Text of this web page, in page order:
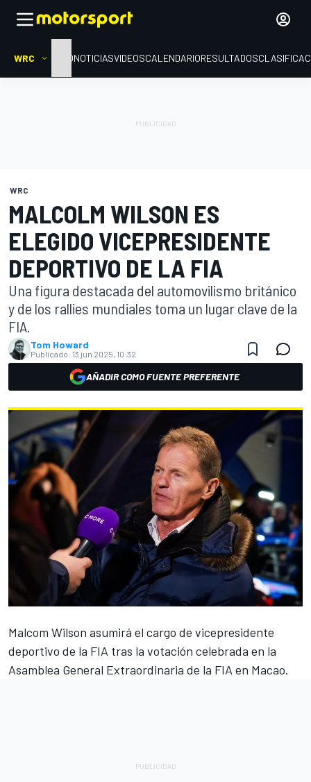
WRC INICIONOTICIASVIDEOSCALENDARIORESULTADOS
WRC
MALCOLM WILSON ES
ELEGIDO VICEPRESIDENTE
DEPORTIVO DE LA FIA
Una figura destacada del automovilismo británico
y de los rallies mundiales toma un lugar clave de la
FIA.
Tom Howard
Publicado: 13 jun 2025, 10:32
AÑADIR COMO FUENTE PREFERENTE
Malcom Wilson asumirá el cargo de vicepresidente
deportivo de la FIA tras la votación celebrada en la
Asamblea General Extraordinaria de la FIA en Macao.